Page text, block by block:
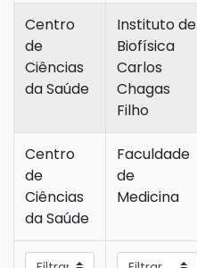
Centro
de
Ciências
da Saúde
Instituto de
Biofísica
Carlos
Chagas
Filho
Centro
de
Ciências
da Saúde
Faculdade
de
Medicina